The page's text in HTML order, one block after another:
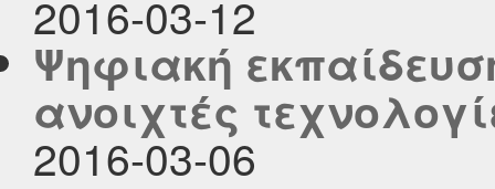
2016-03-12
Ψηφιακή
ανοιχτές
2016-03-06